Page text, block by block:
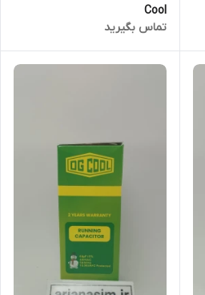
Cool
تماس بگیرید